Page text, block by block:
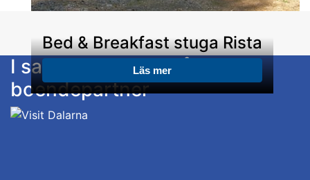
Bed & Breakfast stuga Rista
Läs mer
I samarbete med vår
boendepartner